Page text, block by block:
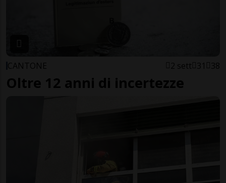
CANTONE 2 sett 31 38
Oltre 12 anni di incertezze